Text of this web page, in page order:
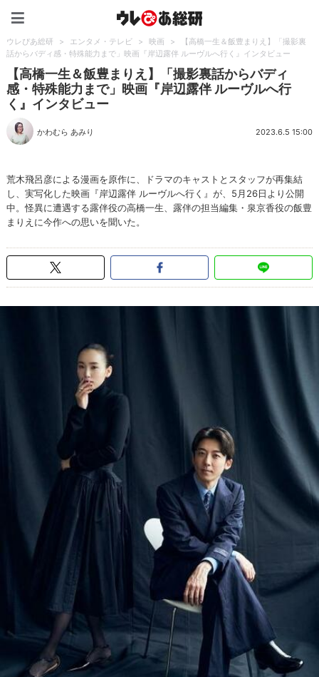
ウレぴあ総研 > エンタメ・テレビ > 映画 >
【高橋一生＆飯豊まりえ】「撮影裏
話からバディ感・特殊能力まで」映画『岸辺露伴 ルーヴルへ行く』インタビュー
【高橋一生＆飯豊まりえ】「撮影裏話からバディ
感・特殊能力まで」映画『岸辺露伴 ルーヴルへ行
く』インタビュー
かわむら あみり 2023.6.5 15:00
荒木飛呂彦による漫画を原作に、ドラマのキャストとスタッフが再集結
し、実写化した映画『岸辺露伴 ルーヴルへ行く』が、5月26日より公開
中。怪異に遭遇する露伴役の高橋一生、露伴の担当編集・泉京香役の飯豊
まりえに今作への思いを聞いた。